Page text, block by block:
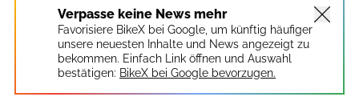
Verpasse keine News mehr
Favorisiere BikeX bei Google, um künftig häufiger
unsere neuesten Inhalte und News angezeigt zu
bekommen. Einfach Link öffnen und Auswahl
bestätigen: BikeX bei Google bevorzugen.